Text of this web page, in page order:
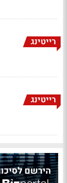
רייטינג
רייטינג
הירשם